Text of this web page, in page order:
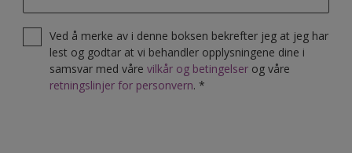
Ved å merke av i denne boksen bekrefter jeg at jeg har
lest og godtar at vi behandler opplysningene dine i
samsvar med våre vilkår og betingelser og våre
retningslinjer for personvern. *